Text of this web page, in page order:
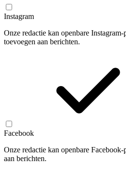
Instagram
Onze redactie kan openbare
toevoegen aan berichten.
Facebook
Onze redactie kan openbare
aan berichten.